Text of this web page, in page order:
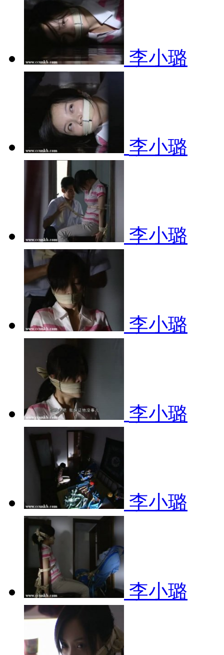
李小璐
李小璐
李小璐
李小璐
李小璐
李小璐
李小璐